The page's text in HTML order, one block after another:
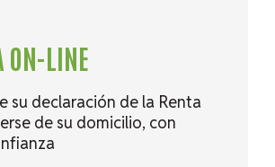
ON-LINE
su declaración de la Renta
de su domicilio, con